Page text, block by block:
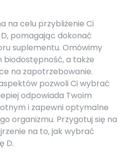
na celu przybliżenie Ci
D, pomagając dokonać
suplementu. Omówimy
biodostępność, a także
na zapotrzebowanie.
pozwoli Ci wybrać
odpowiada Twoim
i zapewni optymalne
organizmu. Przygotuj się na
na to, jak wybrać
D.